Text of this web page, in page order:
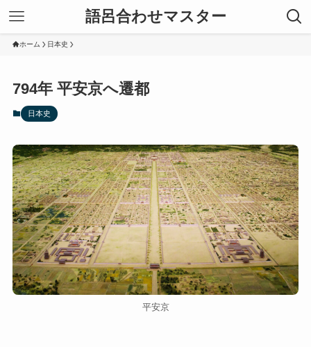
語呂合わせマスター
ホーム 日本史
794年 平安京へ遷都
日本史
平安京